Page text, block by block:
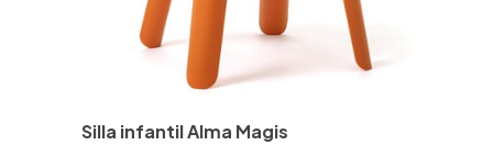
Silla infantil Alma Magis